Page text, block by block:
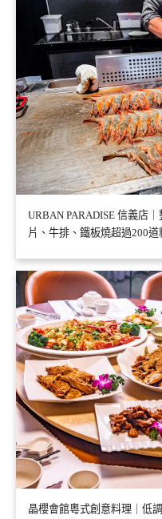
URBAN PARADISE 信義店
片、牛排、鐵板燒超過200
晶櫻會館粵式創意料理｜低